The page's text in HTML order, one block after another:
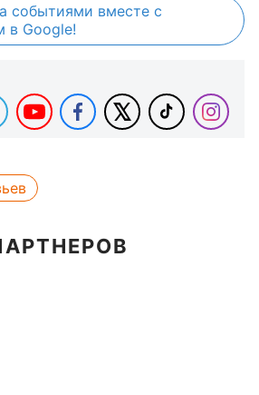
событиями вместе с
в Google!